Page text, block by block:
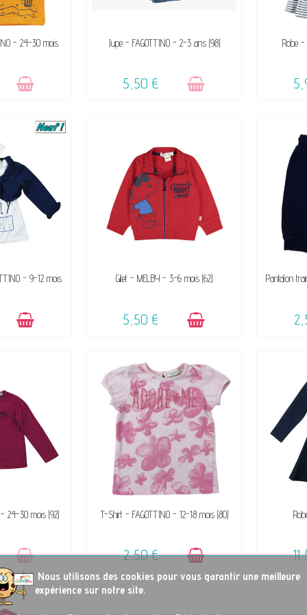
SON SUCCÈS
- 24-30 mois
VENDU, VICTIME DE SON SUCCÈS
Jupe - FAGOTTINO - 2-3 ans (98)
5,50 €
Robe -
- 9-12 mois
DISPONIBLE
Gilet - MELBY - 3-6 mois (62)
5,50 €
Pantalon
SON SUCCÈS
24-30 mois (92) DISPONIBLE
T-Shirt - FAGOTTINO - 12-18 mois (80)
2,50 €
VENDU,
Nous utilisons des cookies pour vous garantir une meilleure
expérience sur notre site.